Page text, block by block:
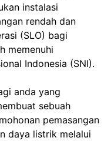
instalasi
rendah dan
(SLO) bagi
memenuhi
Indonesia (SNI).
anda yang
sebuah
pemasangan
daya listrik melalui